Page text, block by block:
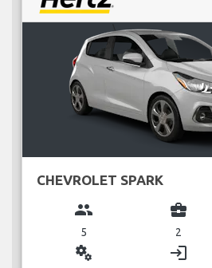
CHEVROLET SPARK
group
5
business_center
2
miscellaneous_services login